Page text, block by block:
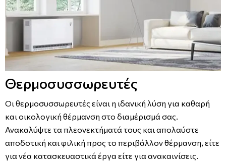
Θερμοσυσσωρευτές
Οι θερμοσυσσωρευτές είναι η ιδανική λύση για καθαρή
και οικολογική θέρμανση στο διαμέρισμά σας.
Ανακαλύψτε τα πλεονεκτήματά τους και απολαύστε
αποδοτική και φιλική προς το περιβάλλον θέρμανση, είτε
για νέα κατασκευαστικά έργα είτε για ανακαινίσεις.